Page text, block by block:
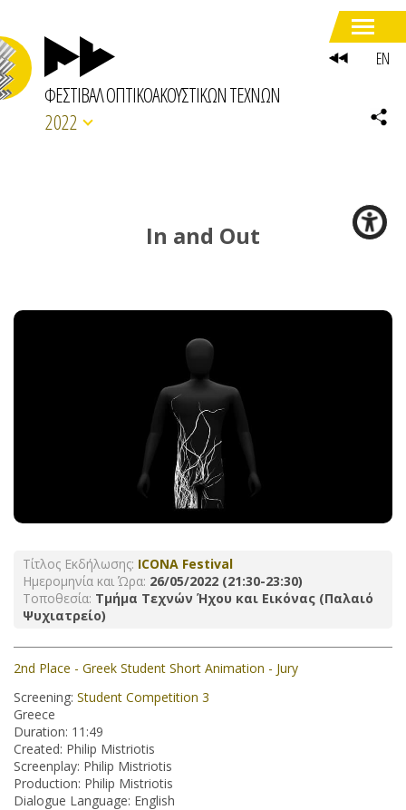
ΦΕΣΤΙΒΑΛ ΟΠΤΙΚΟΑΚΟΥΣΤΙΚΩΝ ΤΕΧΝΩΝ
2022
In and Out
Τίτλος Εκδήλωσης: ICONA Festival
Ημερομηνία και Ώρα: 26/05/2022 (21:30-23:30)
Τοποθεσία: Τμήμα Τεχνών Ήχου και Εικόνας (Παλαιό
Ψυχιατρείο)
2nd Place - Greek Student Short Animation - Jury
Screening: Student Competition 3
Greece
Duration: 11:49
Created: Philip Mistriotis
Screenplay: Philip Mistriotis
Production: Philip Mistriotis
Dialogue Language: English
EN